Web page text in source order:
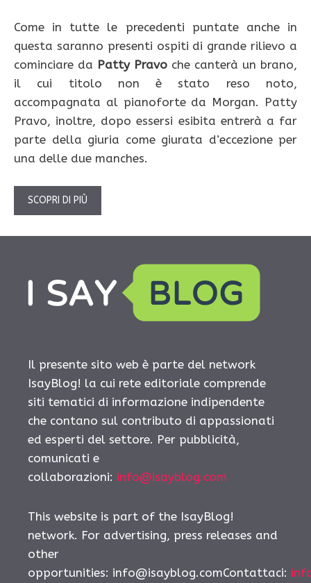
Come in tutte le precedenti puntate anche in
questa saranno presenti ospiti di grande rilievo a
cominciare da Patty Pravo che canterà un brano,
il cui titolo non è stato reso noto,
accompagnata al pianoforte da Morgan. Patty
Pravo, inoltre, dopo essersi esibita entrerà a far
parte della giuria come giurata d’eccezione per
una delle due manches.
SCOPRI DI PIÙ
Il presente sito web è parte del network
IsayBlog! la cui rete editoriale comprende
siti tematici di informazione indipendente
che contano sul contributo di appassionati
ed esperti del settore. Per pubblicità,
comunicati e
collaborazioni: info@isayblog.com
This website is part of the IsayBlog!
network. For advertising, press releases and
other
opportunities: info@isayblog.comContattaci: